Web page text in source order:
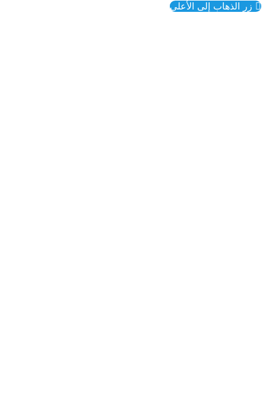
إلى الأعلى